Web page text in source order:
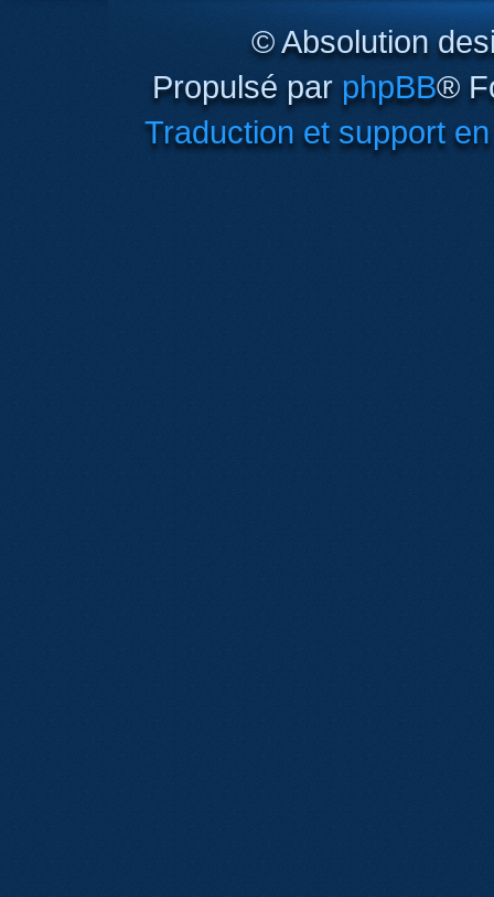
© Absolution
Propulsé par phpBB®
Traduction et support